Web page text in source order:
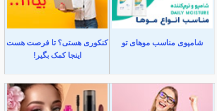
شامپوی مناسب موهای تو
کنکوری هستی؟ تا فرصت هست
اینجا کمک بگیر!